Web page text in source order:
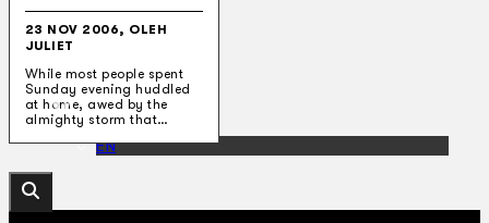
Penapisan
Sejarah Lisan
Hubungi Kami
BM
EN
23 NOV 2006, OLEH
JULIET
While most people spent
Sunday evening huddled
at home, awed by the
almighty storm that…